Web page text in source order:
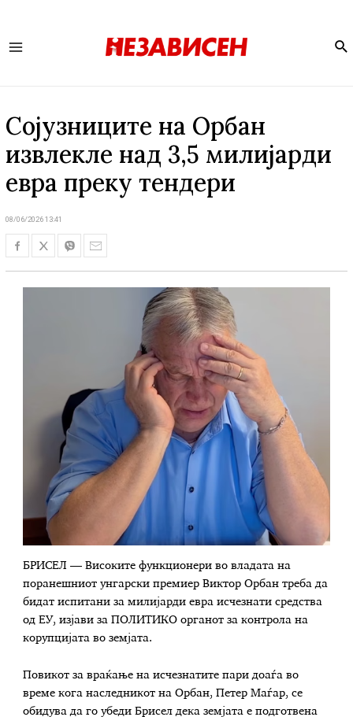
Сојузниците на Орбан
извлекле над 3,5 милијарди
евра преку тендери
08/06/2026 13:41
БРИСЕЛ — Високите функционери во владата на
поранешниот унгарски премиер Виктор Орбан треба да
бидат испитани за милијарди евра исчезнати средства
од ЕУ, изјави за ПОЛИТИКО органот за контрола на
корупцијата во земјата.
Повикот за враќање на исчезнатите пари доаѓа во
време кога наследникот на Орбан, Петер Маѓар, се
обидува да го убеди Брисел дека земјата е подготвена